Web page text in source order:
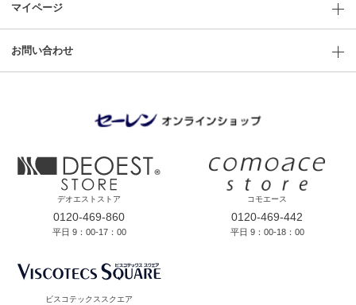
マイページ
お問い合わせ
デオエストストア
0120-469-860
平日 9：00-17：00
コモエース
0120-469-442
平日 9：00-18：00
ビスコテックススクエア